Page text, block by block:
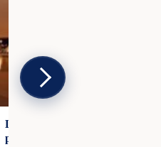
Le Louvre rouvre ses
personnel suspend